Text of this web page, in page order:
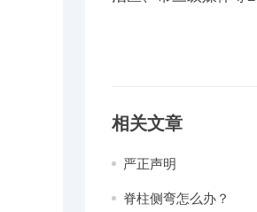
相关文章
严正声明
脊柱侧弯怎么办？